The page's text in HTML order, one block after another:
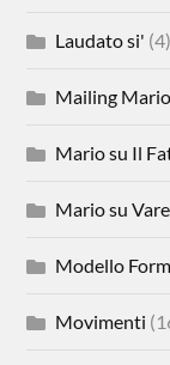
Laudato si' (4)
Mailing Mario
Mario su Il
Mario su
Modello
Movimenti